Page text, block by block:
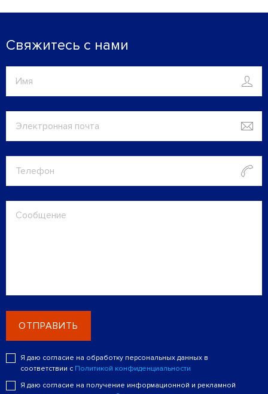
Свяжитесь с нами
ОТПРАВИТЬ
Я даю согласие на обработку персональных данных в
соответствии с Политикой конфиденциальности
Я даю согласие на получение информационной и рекламной